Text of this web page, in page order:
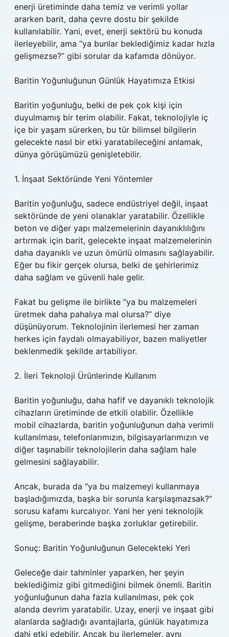
enerji üretiminde daha temiz ve verimli yollar
ararken barit, daha çevre dostu bir şekilde
kullanılabilir. Yani, evet, enerji sektörü bu konuda
ilerleyebilir, ama “ya bunlar beklediğimiz kadar hızla
gelişmezse?” gibi sorular da kafamda dönüyor.
Baritin Yoğunluğunun Günlük Hayatımıza Etkisi
Baritin yoğunluğu, belki de pek çok kişi için
duyulmamış bir terim olabilir. Fakat, teknolojiyle iç
içe bir yaşam sürerken, bu tür bilimsel bilgilerin
gelecekte nasıl bir etki yaratabileceğini anlamak,
dünya görüşümüzü genişletebilir.
1. İnşaat Sektöründe Yeni Yöntemler
Baritin yoğunluğu, sadece endüstriyel değil, inşaat
sektöründe de yeni olanaklar yaratabilir. Özellikle
beton ve diğer yapı malzemelerinin dayanıklılığını
artırmak için barit, gelecekte inşaat malzemelerinin
daha dayanıklı ve uzun ömürlü olmasını sağlayabilir.
Eğer bu fikir gerçek olursa, belki de şehirlerimiz
daha sağlam ve güvenli hale gelir.
Fakat bu gelişme ile birlikte “ya bu malzemeleri
üretmek daha pahalıya mal olursa?” diye
düşünüyorum. Teknolojinin ilerlemesi her zaman
herkes için faydalı olmayabiliyor, bazen maliyetler
beklenmedik şekilde artabiliyor.
2. İleri Teknoloji Ürünlerinde Kullanım
Baritin yoğunluğu, daha hafif ve dayanıklı teknolojik
cihazların üretiminde de etkili olabilir. Özellikle
mobil cihazlarda, baritin yoğunluğunun daha verimli
kullanılması, telefonlarımızın, bilgisayarlarımızın ve
diğer taşınabilir teknolojilerin daha sağlam hale
gelmesini sağlayabilir.
Ancak, burada da “ya bu malzemeyi kullanmaya
başladığımızda, başka bir sorunla karşılaşmazsak?”
sorusu kafamı kurcalıyor. Yani her yeni teknolojik
gelişme, beraberinde başka zorluklar getirebilir.
Sonuç: Baritin Yoğunluğunun Gelecekteki Yeri
Geleceğe dair tahminler yaparken, her şeyin
beklediğimiz gibi gitmediğini bilmek önemli. Baritin
yoğunluğunun daha fazla kullanılması, pek çok
alanda devrim yaratabilir. Uzay, enerji ve inşaat gibi
alanlarda sağladığı avantajlarla, günlük hayatımıza
dahi etki edebilir. Ancak bu ilerlemeler, aynı